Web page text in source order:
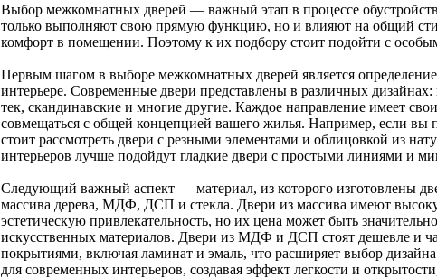
Выбор межкомнатных дверей — важный этап в процессе
только выполняют свою прямую функцию, но и влияют на общий
комфорт в помещении. Поэтому к их подбору стоит подойти с
Первым шагом в выборе межкомнатных дверей является определение
интерьере. Современные двери представлены в различных
тек, скандинавские и многие другие. Каждое направление имеет
совмещаться с общей концепцией вашего жилья. Например, если вы
стоит рассмотреть двери с резными элементами и облицовкой из
интерьеров лучше подойдут гладкие двери с простыми линиями и
Следующий важный аспект — материал, из которого изготовлены
массива дерева, МДФ, ДСП и стекла. Двери из массива имеют
эстетическую привлекательность, но их цена может быть
искусственных материалов. Двери из МДФ и ДСП стоят дешевле и
покрытиями, включая ламинат и эмаль, что расширяет выбор
для современных интерьеров, создавая эффект легкости и